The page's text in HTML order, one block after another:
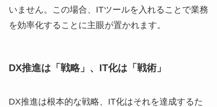
いません。この場合、ITツールを入れることで業務
を効率化することに主眼が置かれます。
DX推進は「戦略」、IT化は「戦術」
DX推進は根本的な戦略、IT化はそれを達成するた